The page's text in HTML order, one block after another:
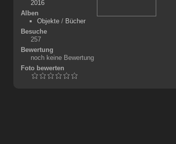
2016
Alben
Objekte/ Bücher
Besuche
257
Bewertung
noch keine Bewertung
Foto bewerten